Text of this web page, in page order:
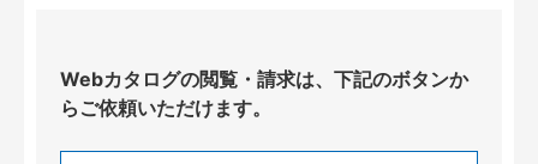
Webカタログの閲覧・請求は、下記のボタンか
らご依頼いただけます。